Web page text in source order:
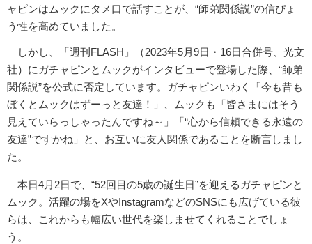
ャピンはムックにタメ口で話すことが、“師弟関係説”の信ぴょ
う性を高めていました。
しかし、「週刊FLASH」（2023年5月9日・16日合併号、光文
社）にガチャピンとムックがインタビューで登場した際、“師弟
関係説”を公式に否定しています。ガチャピンいわく「今も昔も
ぼくとムックはずーっと友達！」、ムックも「皆さまにはそう
見えていらっしゃったんですね～」「“心から信頼できる永遠の
友達”ですかね」と、お互いに友人関係であることを断言しまし
た。
本日4月2日で、“52回目の5歳の誕生日”を迎えるガチャピンと
ムック。活躍の場をXやInstagramなどのSNSにも広げている彼
らは、これからも幅広い世代を楽しませてくれることでしょ
う。